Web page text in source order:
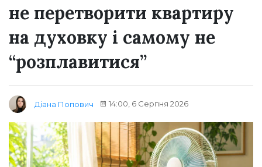
не перетворити квартиру
на духовку і самому не
“розплавитися”
Діана Попович 14:00, 6 Серпня 2026